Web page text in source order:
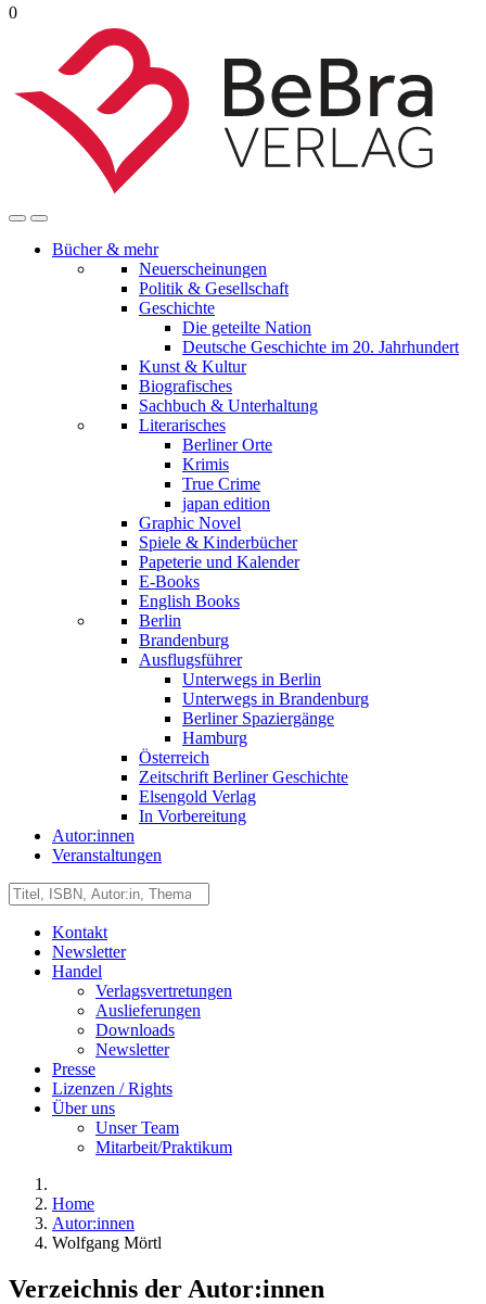
0
Bücher & mehr
Neuerscheinungen
Politik & Gesellschaft
Geschichte
Die geteilte Nation
Deutsche Geschichte im 20. Jahrhundert
Kunst & Kultur
Biografisches
Sachbuch & Unterhaltung
Literarisches
Berliner Orte
Krimis
True Crime
japan edition
Graphic Novel
Spiele & Kinderbücher
Papeterie und Kalender
E-Books
English Books
Berlin
Brandenburg
Ausflugsführer
Unterwegs in Berlin
Unterwegs in Brandenburg
Berliner Spaziergänge
Hamburg
Österreich
Zeitschrift Berliner Geschichte
Elsengold Verlag
In Vorbereitung
Autor:innen
Veranstaltungen
Kontakt
Newsletter
Handel
Verlagsvertretungen
Auslieferungen
Downloads
Newsletter
Presse
Lizenzen / Rights
Über uns
Unser Team
Mitarbeit/Praktikum
Home
Autor:innen
Wolfgang Mörtl
Verzeichnis der Autor:innen